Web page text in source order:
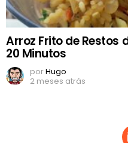
Arroz Frito de Restos
20 Minutos
porHugo
2 meses atrás